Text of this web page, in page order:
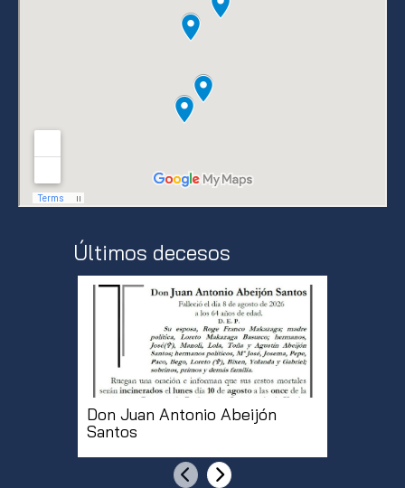
Últimos decesos
Don Juan Antonio Abeijón
Santos
AnteriorSiguiente